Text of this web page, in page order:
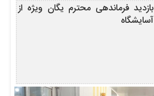
بازدید فرماندهی محترم یگان ویژه از
آسایشگاه